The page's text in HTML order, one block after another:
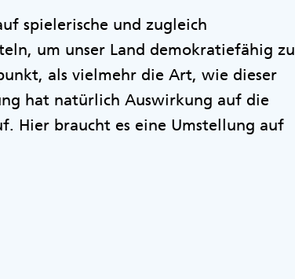
spielerische und zugleich
um unser Land demokratiefähig zu
als vielmehr die Art, wie dieser
hat natürlich Auswirkung auf die
Hier braucht es eine Umstellung auf